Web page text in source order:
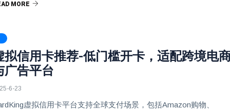
MORE
拟信用卡推荐-低门槛开卡，适配跨境电
广告平台
6-23
虚拟信用卡平台支持全球支付场景，包括Amazon购物、